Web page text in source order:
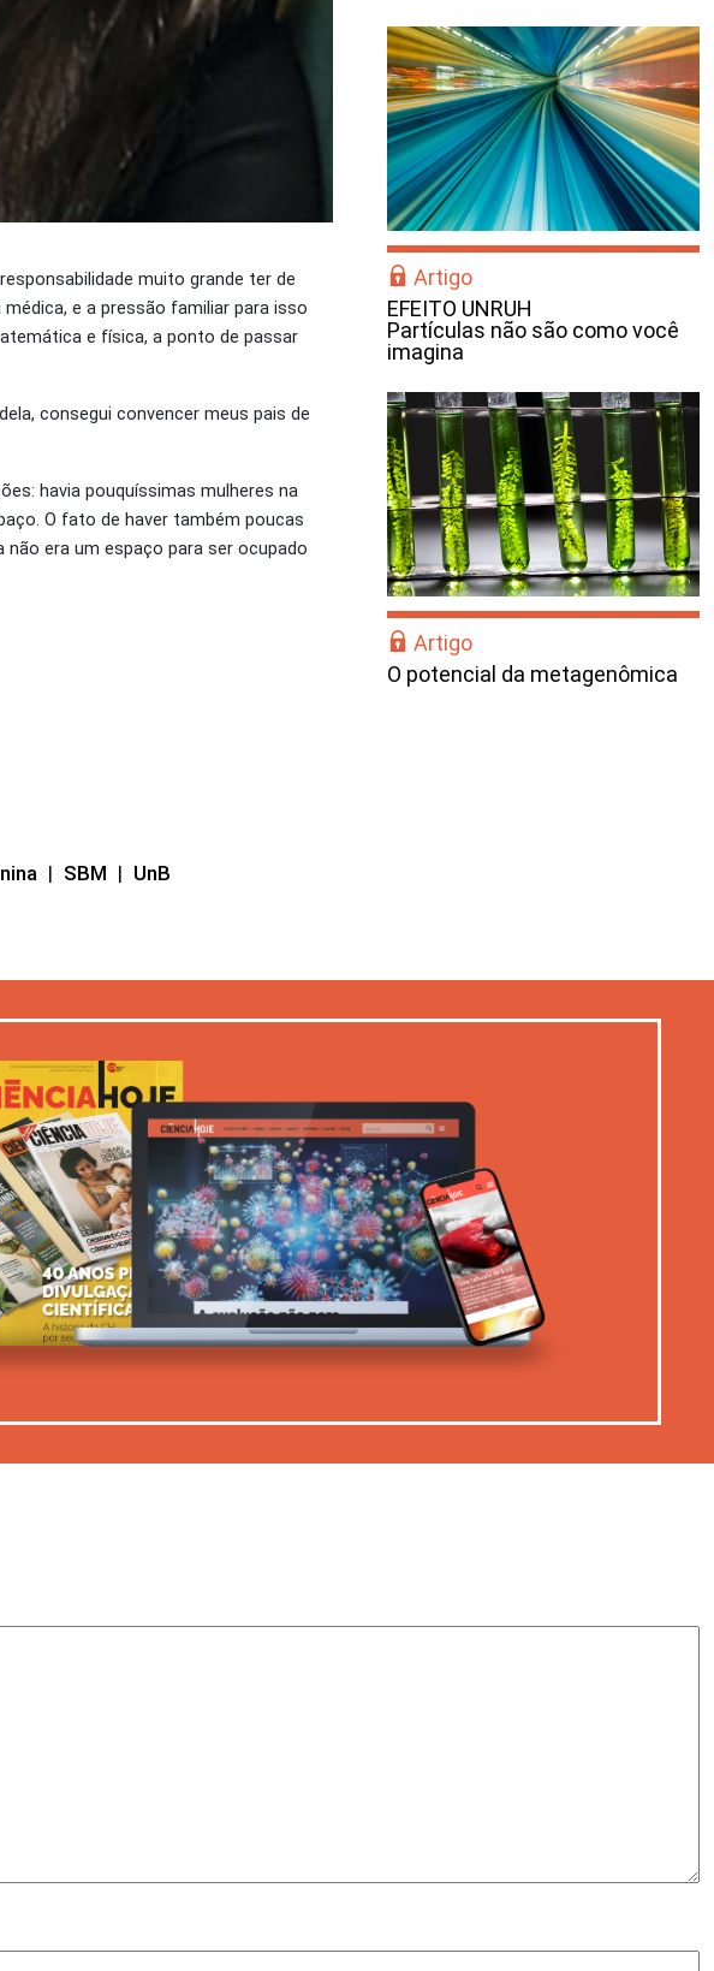
muito grande ter de
e a pressão familiar para isso
e física, a ponto de passar
consegui convencer meus pais de
havia pouquíssimas mulheres na
O fato de haver também poucas
era um espaço para ser ocupado
| SBM | UnB
Artigo
EFEITO UNRUH
Partículas não são como você
imagina
Artigo
O potencial da metagenômica